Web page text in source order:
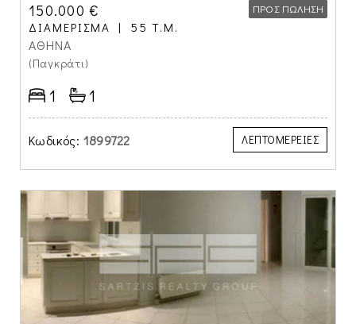
150.000 € ΠΡΟΣ ΠΏΛΗΣΗ
ΔΙΑΜΈΡΙΣΜΑ 55 Τ.Μ.
ΑΘΗΝΑ
(Παγκράτι)
1 1
Κωδικός: 1899722 ΛΕΠΤΟΜΕΡΕΙΕΣ